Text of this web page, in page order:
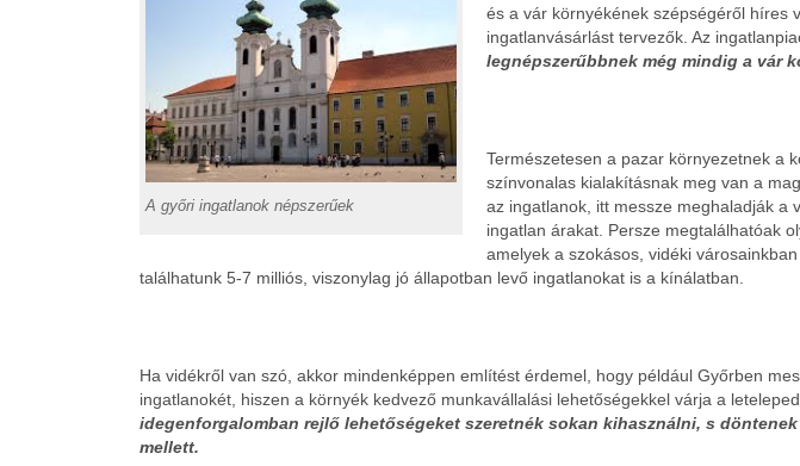
A győri ingatlanok népszerűek
és a vár környékének szépségéről híres
ingatlanvásárlást tervezők. Az
legnépszerűbbnek még mindig a vár
Természetesen a pazar környezetnek a
színvonalas kialakításnak meg van a
az ingatlanok, itt messze meghaladják a
ingatlan árakat. Persze megtalálhatóak
amelyek a szokásos, vidéki
találhatunk 5-7 milliós, viszonylag jó állapotban levő ingatlanokat is a kínálatban.
Ha vidékről van szó, akkor mindenképpen említést érdemel, hogy például Győrben
ingatlanokét, hiszen a környék kedvező munkavállalási lehetőségekkel várja a
idegenforgalomban rejlő lehetőségeket szeretnék sokan kihasználni, s
mellett.